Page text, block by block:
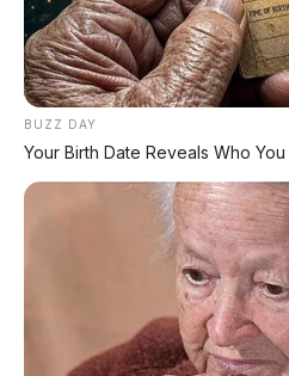
Chat Kami
PALING BANYAKDIBACA
Huawei AITO M9: SUV
Teknologi Huawei
Xpeng GX: SUV Full-
Turing & Range 1.585
BUZZ DAY
Your Birth Date Reveals Who